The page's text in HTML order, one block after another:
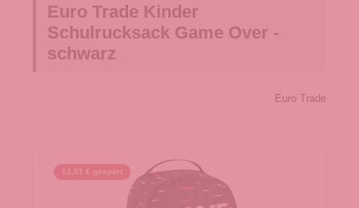
Euro Trade Kinder
Schulrucksack Game Over -
schwarz
Euro Trade
12,51 € gespart